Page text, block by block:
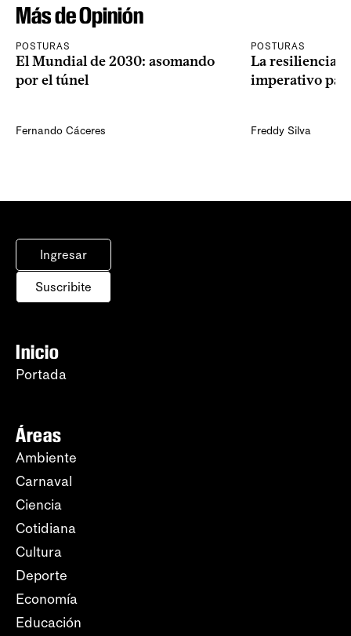
Más de Opinión
POSTURAS
El Mundial de 2030: asomando
por el túnel
Fernando Cáceres
POSTURAS
La resiliencia
imperativo
Freddy Silva
Ingresar
Suscribite
Inicio
Portada
Áreas
Ambiente
Carnaval
Ciencia
Cotidiana
Cultura
Deporte
Economía
Educación